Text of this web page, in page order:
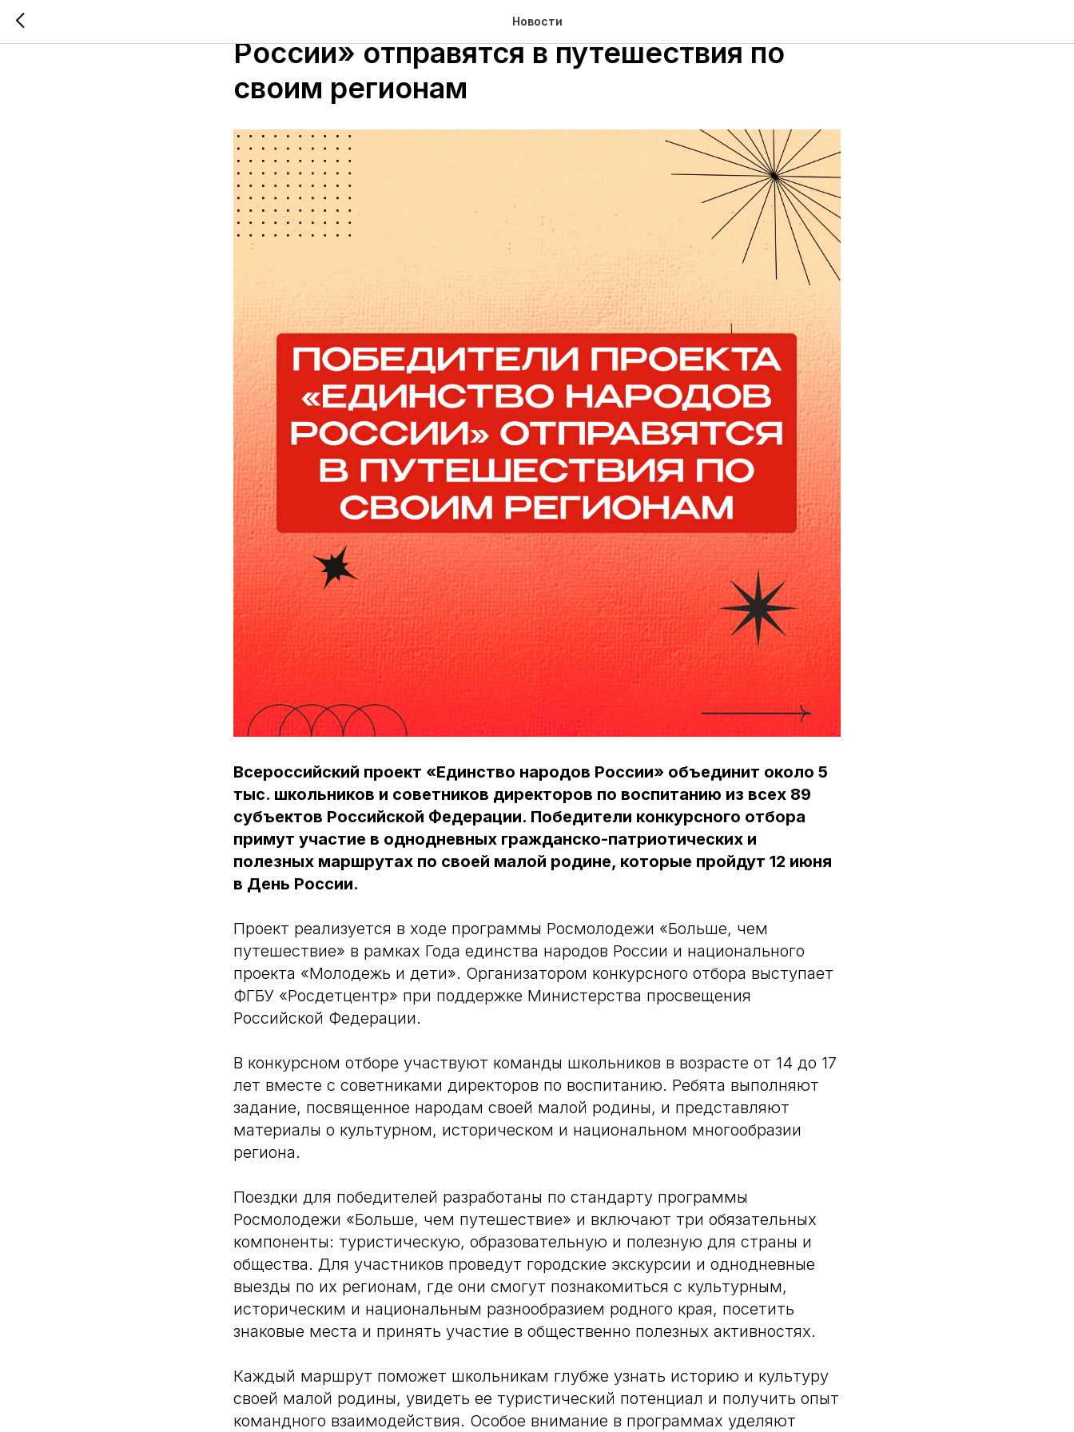
Новости
Победители проекта «Единство народов
России» отправятся в путешествия по
своим регионам
Всероссийский проект «Единство народов России» объединит около 5
тыс. школьников и советников директоров по воспитанию из всех 89
субъектов Российской Федерации. Победители конкурсного отбора
примут участие в однодневных гражданско-патриотических и
полезных маршрутах по своей малой родине, которые пройдут 12 июня
в День России.
Проект реализуется в ходе программы Росмолодежи «Больше, чем
путешествие» в рамках Года единства народов России и национального
проекта «Молодежь и дети». Организатором конкурсного отбора выступает
ФГБУ «Росдетцентр» при поддержке Министерства просвещения
Российской Федерации.
В конкурсном отборе участвуют команды школьников в возрасте от 14 до 17
лет вместе с советниками директоров по воспитанию. Ребята выполняют
задание, посвященное народам своей малой родины, и представляют
материалы о культурном, историческом и национальном многообразии
региона.
Поездки для победителей разработаны по стандарту программы
Росмолодежи «Больше, чем путешествие» и включают три обязательных
компоненты: туристическую, образовательную и полезную для страны и
общества. Для участников проведут городские экскурсии и однодневные
выезды по их регионам, где они смогут познакомиться с культурным,
историческим и национальным разнообразием родного края, посетить
знаковые места и принять участие в общественно полезных активностях.
Каждый маршрут поможет школьникам глубже узнать историю и культуру
своей малой родины, увидеть ее туристический потенциал и получить опыт
командного взаимодействия. Особое внимание в программах уделяют